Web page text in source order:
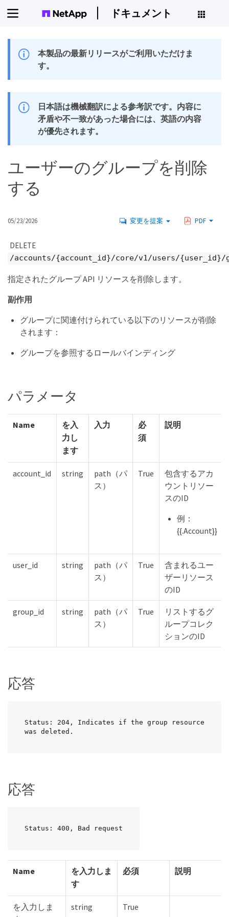
ドキュメント
本製品の最新リリースがご利用いただけま
す。
日本語は機械翻訳による参考訳です。内容に
矛盾や不一致があった場合には、英語の内容
が優先されます。
ユーザーのグループを削除
する
05/23/2026 変更を提案 PDF
DELETE
/accounts/{account_id}/core/v1/users/{user_id}/
指定されたグループ API リソースを削除します。
副作用
グループに関連付けられている以下のリソースが削除
されます：
グループを参照するロールバインディング
パラメータ
Name
を入
力し
ます
入力
必
須
説明
account_id string
path（パ
ス）
True
包含するアカ
ウントリソー
スのID
例：
{{.Account}}
user_id string
path（パ
ス）
True
含まれるユー
ザーリソース
のID
group_id string
path（パ
ス）
True
リストするグ
ループコレク
ションのID
応答
Status: 204, Indicates if the group resource
was deleted.
応答
Status: 400, Bad request
Name
を入力しま
す
必須 説明
を入力しま
string True